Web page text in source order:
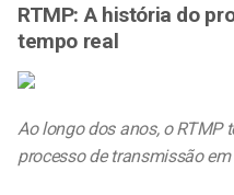
RTMP: A história do
tempo real
Ao longo dos anos, o RTMP
processo de transmissão em